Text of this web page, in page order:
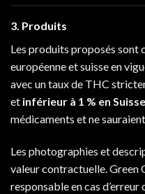
3. Produits
Les produits proposés sont
européenne et suisse en
avec un taux de THC
et inférieur à 1 % en Suisse
médicaments et ne
Les photographies et
valeur contractuelle. Green
responsable en cas d’erreur